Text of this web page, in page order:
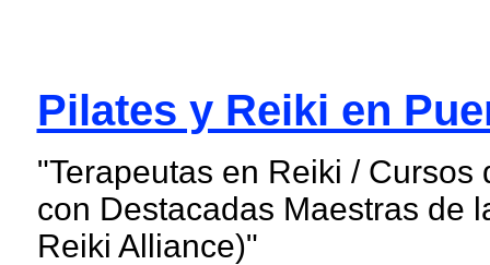
Pilates y Reiki en
"Terapeutas en Reiki / Cursos
con Destacadas Maestras de
Reiki Alliance)"